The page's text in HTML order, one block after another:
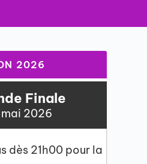
2026
Finale
mai 2026
dès 21h00 pour la